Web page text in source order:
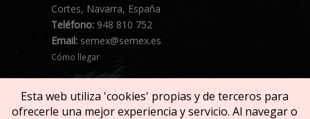
Cortes, Navarra, España
Teléfono: 948 810 752
Email: semex@semex.es
Cómo llegar
Esta web utiliza 'cookies' propias y de terceros para
ofrecerle una mejor experiencia y servicio. Al navegar o